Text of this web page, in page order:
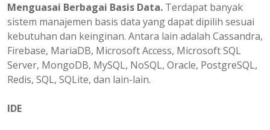
Menguasai Berbagai Basis Data. Terdapat banyak
sistem manajemen basis data yang dapat dipilih sesuai
kebutuhan dan keinginan. Antara lain adalah Cassandra,
Firebase, MariaDB, Microsoft Access, Microsoft SQL
Server, MongoDB, MySQL, NoSQL, Oracle, PostgreSQL,
Redis, SQL, SQLite, dan lain-lain.
IDE